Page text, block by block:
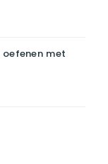
met